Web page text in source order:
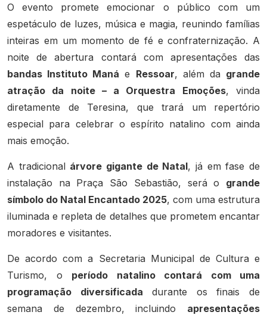
O evento promete emocionar o público com um
espetáculo de luzes, música e magia, reunindo famílias
inteiras em um momento de fé e confraternização. A
noite de abertura contará com apresentações das
bandas Instituto Maná e Ressoar, além da grande
atração da noite – a Orquestra Emoções, vinda
diretamente de Teresina, que trará um repertório
especial para celebrar o espírito natalino com ainda
mais emoção.
A tradicional árvore gigante de Natal, já em fase de
instalação na Praça São Sebastião, será o grande
símbolo do Natal Encantado 2025, com uma estrutura
iluminada e repleta de detalhes que prometem encantar
moradores e visitantes.
De acordo com a Secretaria Municipal de Cultura e
Turismo, o período natalino contará com uma
programação diversificada durante os finais de
semana de dezembro, incluindo apresentações